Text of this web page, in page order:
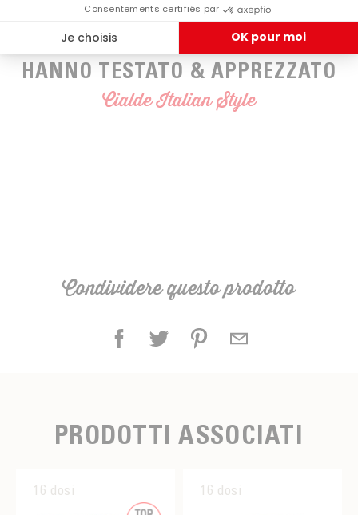
HANNO TESTATO & APPREZZATO
Cialde Italian Style
Condividere questo prodotto
PRODOTTI ASSOCIATI
16 dosi 16 dosi